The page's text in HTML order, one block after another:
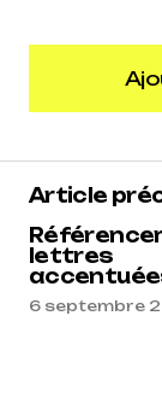
Article
lettres
6 septembre